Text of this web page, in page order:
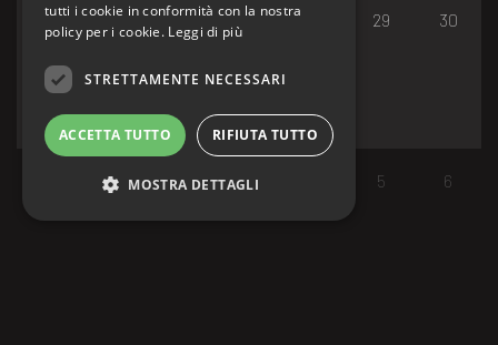
24 25 26 27 29 30
1 2 3 5 6
tutti i cookie in conformità con la nostra
policy per i cookie. Leggi di più
STRETTAMENTE NECESSARI
ACCETTA TUTTO RIFIUTA TUTTO
MOSTRA DETTAGLI